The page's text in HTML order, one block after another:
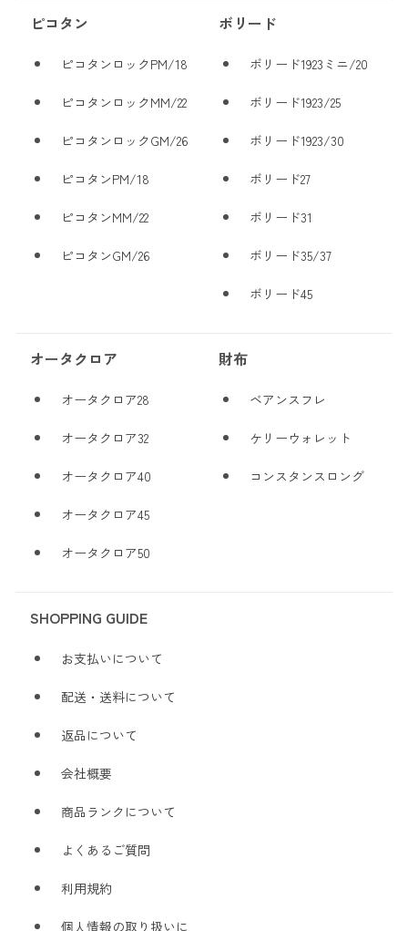
ピコタン
ピコタンロックPM/18
ピコタンロックMM/22
ピコタンロックGM/26
ピコタンPM/18
ピコタンMM/22
ピコタンGM/26
ボリード
ボリード1923ミニ/20
ボリード1923/25
ボリード1923/30
ボリード27
ボリード31
ボリード35/37
ボリード45
オータクロア
オータクロア28
オータクロア32
オータクロア40
オータクロア45
オータクロア50
財布
ベアンスフレ
ケリーウォレット
コンスタンスロング
SHOPPING GUIDE
お支払いについて
配送・送料について
返品について
会社概要
商品ランクについて
よくあるご質問
利用規約
個人情報の取り扱いに